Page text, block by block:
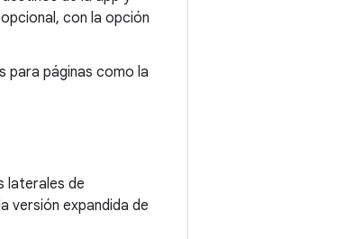
con la opción
para páginas como la
laterales de
versión expandida de